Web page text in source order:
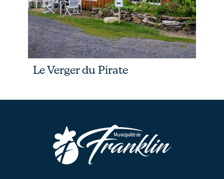
Le Verger du Pirate